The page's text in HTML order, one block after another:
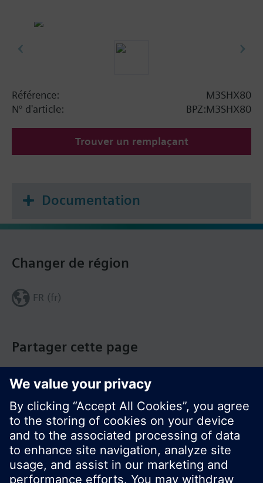
Référence:
M3SHX80
N° d'article:
BPZ:M3SHX80
Trouver un remplaçant
Documentation
Partager cette page
Changer de région
FR (fr)